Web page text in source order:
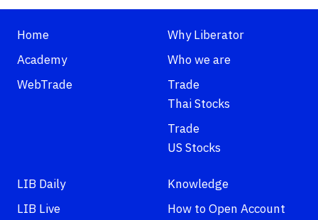
Home
Academy
WebTrade
Why Liberator
Who we are
Trade
Thai Stocks
Trade
US Stocks
LIB Daily
LIB Live
Knowledge
How to Open Account